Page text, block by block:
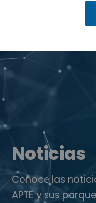
Noticias
Conoce las
APTE y sus